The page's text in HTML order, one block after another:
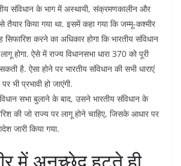
संविधान के भाग में अस्थायी, संक्रमणकालीन और
तैयार किया गया था. इसमें कहा गया कि जम्मू-कश्मीर
करने का अधिकार होगा कि भारतीय संविधान
होगा. ऐसे में राज्य विधानसभा धारा 370 को पूरी
है. ऐसा होने पर भारतीय संविधान की सभी धाराएं
भी प्रभावी हो जाएंगी.
सभा बुलाने के बाद, उसने भारतीय संविधान के
की जो राज्य पर लागू होने चाहिए, जिसके आधार पर
जारी किया गया.